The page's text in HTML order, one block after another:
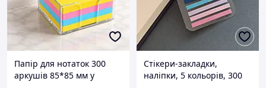
Папір для нотаток 300
аркушів 85*85 мм у
Стікери-закладки,
наліпки, 5 кольорів, 300